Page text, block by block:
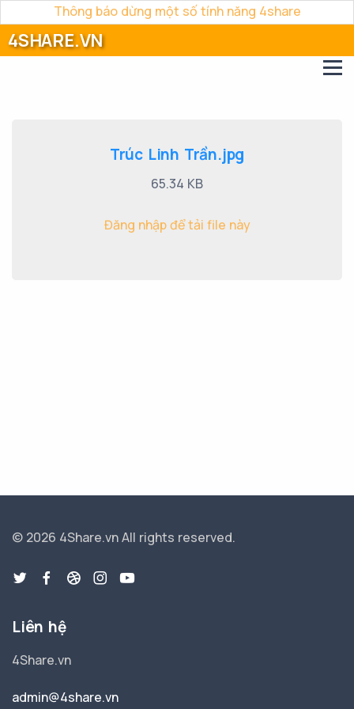
Thông báo dừng một số tính năng 4share
4SHARE.VN
Trúc Linh Trần.jpg
65.34 KB
Đăng nhập để tải file này
© 2026 4Share.vnAll rights reserved.
Liên hệ
4Share.vn
admin@4share.vn